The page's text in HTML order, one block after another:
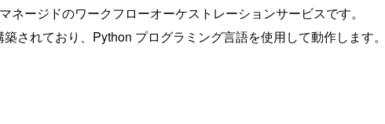
ージドのワークフローオーケストレーションサービスです。
されており、Python プログラミング言語を使用して動作します